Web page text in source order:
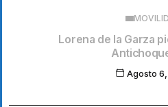
Lorena de la Garza
Agosto